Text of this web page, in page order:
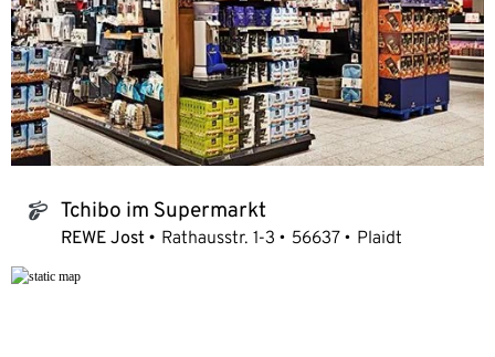
tchibo_logo Tchibo im Supermarkt
REWE Jost Rathausstr. 1-3 56637 Plaidt